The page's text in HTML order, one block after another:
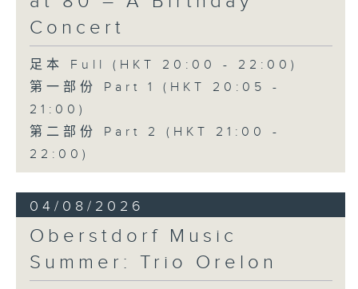
阮保衡
蕭斯達高維契（巴薩改編）
C小調室樂交響曲，作品110a (25’)
香港科技大學主辦
2026年6月10日香港大會堂劇院錄音
from Hong Kong and around the
chamber music compositions after
in-depth discussions with world-
renowned performers during Open
Concert
足本 Full (HKT 20:00 - 22:00)
第一部份 Part 1 (HKT 20:05 -
21:00)
第二部份 Part 2 (HKT 21:00 -
22:00)
04/08/2026
Oberstdorf Music
Summer: Trio Orelon